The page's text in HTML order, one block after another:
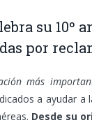
su 10º
por
más
a ayudar
Desde su